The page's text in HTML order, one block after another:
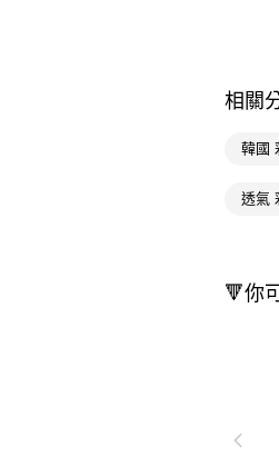
相關
韓國
透氣
🔻你